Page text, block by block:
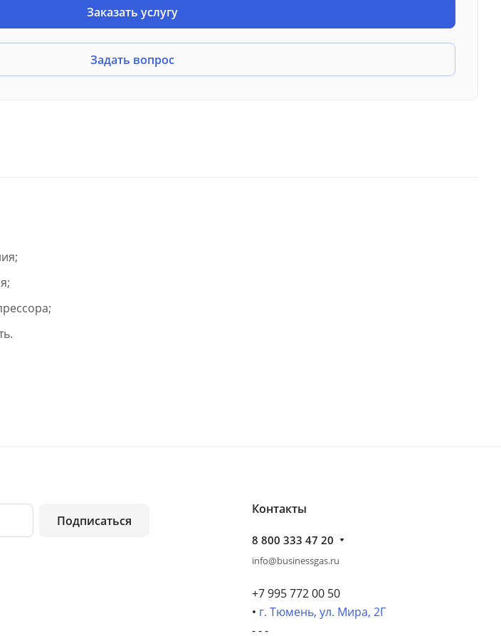
Заказать услугу
Задать вопрос
Подписаться
Контакты
8 800 333 47 20
info@businessgas.ru
+7 995 772 00 50
• г. Тюмень, ул. Мира, 2Г
- - -